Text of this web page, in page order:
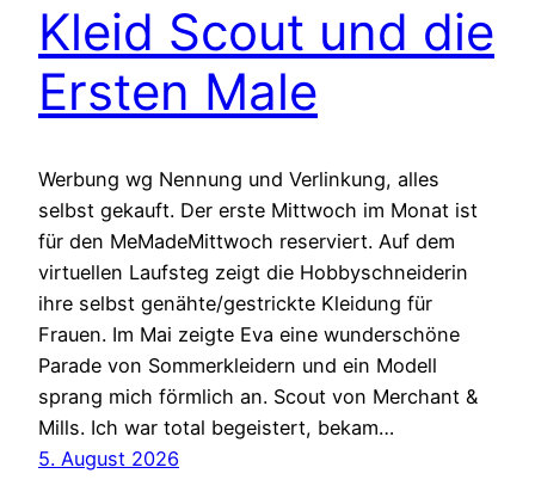
Kleid Scout und die
Ersten Male
Werbung wg Nennung und Verlinkung, alles
selbst gekauft. Der erste Mittwoch im Monat ist
für den MeMadeMittwoch reserviert. Auf dem
virtuellen Laufsteg zeigt die Hobbyschneiderin
ihre selbst genähte/gestrickte Kleidung für
Frauen. Im Mai zeigte Eva eine wunderschöne
Parade von Sommerkleidern und ein Modell
sprang mich förmlich an. Scout von Merchant &
Mills. Ich war total begeistert, bekam…
5. August 2026